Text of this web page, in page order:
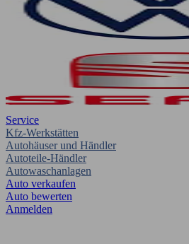
Service
Kfz-Werkstätten
Autohäuser und Händler
Autoteile-Händler
Autowaschanlagen
Auto verkaufen
Auto bewerten
Anmelden